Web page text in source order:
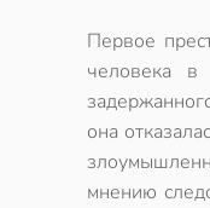
Первое
человека в
она
мнению